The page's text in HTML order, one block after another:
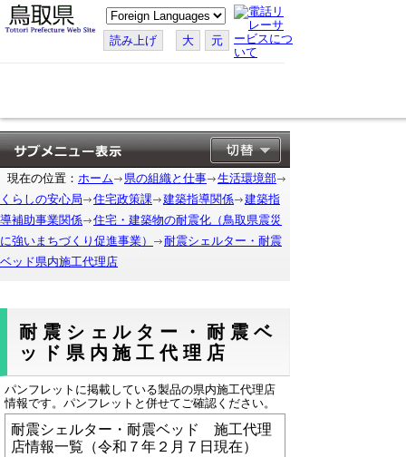
こ
の
ペ
ー
す
る
読み上げ 大 元
現在の位置： ホーム 県の組織と仕事
生活環境部
くらしの安心局
住宅政策課 建築指導関係
建築指
導補助事業関係
住宅・建築物の耐震化（鳥取県震災
に強いまちづくり促進事業）
耐震シェルター・耐震
ベッド県内施工代理店
耐震シェルター・耐震ベ
ッド県内施工代理店
パンフレットに掲載している製品の県内施工代理店
情報です。パンフレットと併せてご確認ください。
耐震シェルター・耐震ベッド 施工代理
店情報一覧（令和７年２月７日現在）